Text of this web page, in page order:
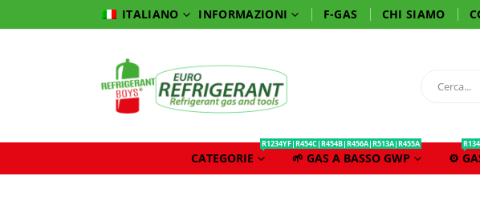
ITALIANO INFORMAZIONI F-GAS CHI SIAMO
CATEGORIE 🌱 GAS A BASSO GWP
R1234YF|R454C|R454B|R456A|R513A|R455A
⚙️